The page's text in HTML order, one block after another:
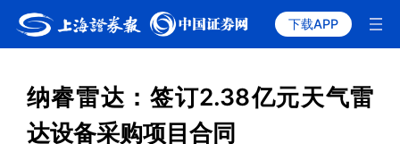
下载APP
纳睿雷达：签订2.38亿元天气雷
达设备采购项目合同